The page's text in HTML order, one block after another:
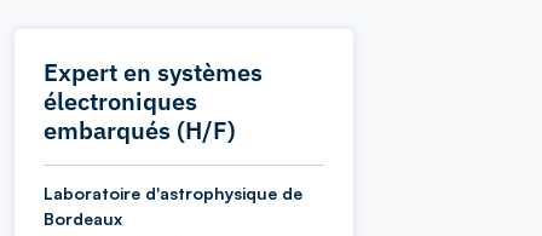
Expert en systèmes
électroniques
embarqués (H/F)
Laboratoire d'astrophysique de
Bordeaux